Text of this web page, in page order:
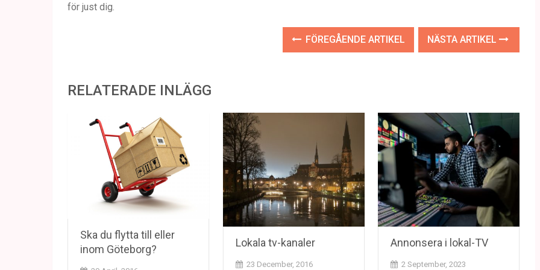
för just dig.
FÖREGÅENDE ARTIKEL NÄSTA ARTIKEL
RELATERADE INLÄGG
Ska du flytta till eller
inom Göteborg?
Lokala tv-kanaler
23 December, 2016
Annonsera i lokal-TV
2 September, 2023